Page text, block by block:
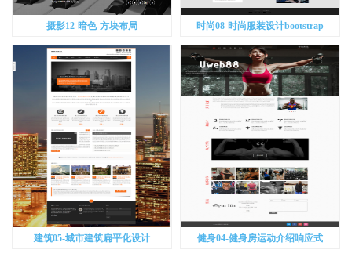
摄影12-暗色-方块布局 时尚08-时尚服装设计bootstrap
建筑05-城市建筑扁平化设计 健身04-健身房运动介绍响应式